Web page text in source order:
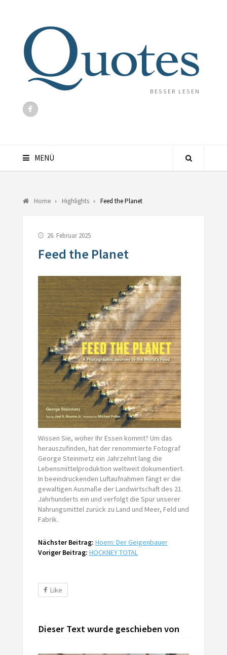
BESSER LESEN
MENÜ
Home Highlights Feed the Planet
26. Februar 2025
Feed the Planet
Wissen Sie, woher Ihr Essen kommt? Um das
herauszufinden, hat der renommierte Fotograf
George Steinmetz ein Jahrzehnt lang die
Lebensmittelproduktion weltweit dokumentiert.
In beeindruckenden Luftaufnahmen fängt er die
gewaltigen Ausmaße der Landwirtschaft des 21.
Jahrhunderts ein und verfolgt die Spur unserer
Nahrungsmittel zurück zu Land und Meer, Feld und
Fabrik.
Nächster Beitrag: Hoem: Der Geigenbauer
Voriger Beitrag: HOCKNEY TOTAL
Like
Dieser Text wurde geschieben von